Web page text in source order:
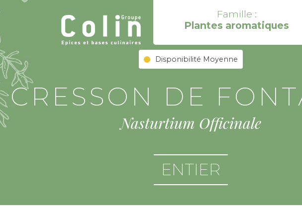
Famille :
Plantes aromatiques
Disponibilité Moyenne
CRESSON DE
Nasturtium Officinale
ENTIER